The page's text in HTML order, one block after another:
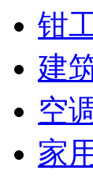
钳
建
空
家